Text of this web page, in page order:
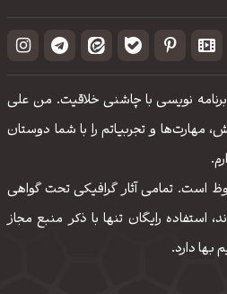
نویسی با چاشنی خلاقیت. من علی
مهارت‌‌ها و تجربیاتم را با شما دوستان
است. تمامی آثار گرافیکی تحت گواهی
استفاده رایگان تنها با ذکر منبع مجاز
دارد.